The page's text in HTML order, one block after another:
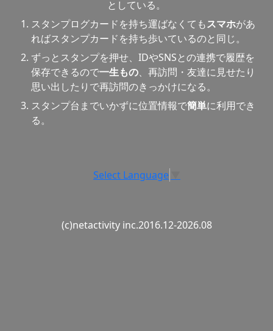
としている。
スタンプログカードを持ち運ばなくてもスマホがあ
ればスタンプカードを持ち歩いているのと同じ。
ずっとスタンプを押せ、IDやSNSとの連携で履歴を
保存できるので一生もの、再訪問・友達に見せたり
思い出したりで再訪問のきっかけになる。
スタンプ台までいかずに位置情報で簡単に利用でき
る。
Select Language
(c)netactivity inc.2016.12-2026.08